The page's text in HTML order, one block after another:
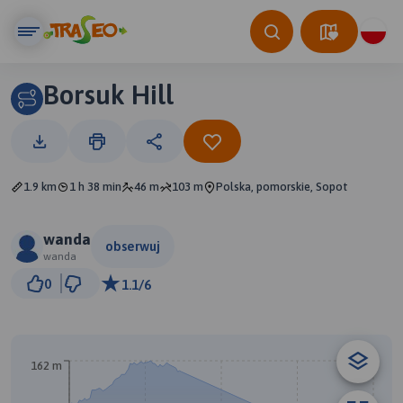
Borsuk Hill
1.9 km 1 h 38 min 46 m 103 m Polska, pomorskie, Sopot
wanda
wanda
obserwuj
0 1.1/6
162 m